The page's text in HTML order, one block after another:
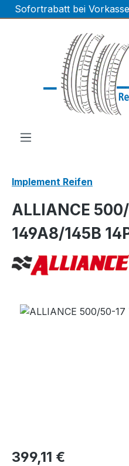
Zum Hauptinhalt springen
Sofortrabatt bei
Implement Reifen
ALLIANCE
149A8/145B
Bildergalerie überspringen
Regulärer Preis:
399,11 €